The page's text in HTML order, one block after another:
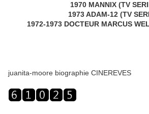
1970 MANNIX (TV
1973 ADAM-12 (TV
1972-1973 DOCTEUR MARCUS
juanita-moore biographie CINEREVES